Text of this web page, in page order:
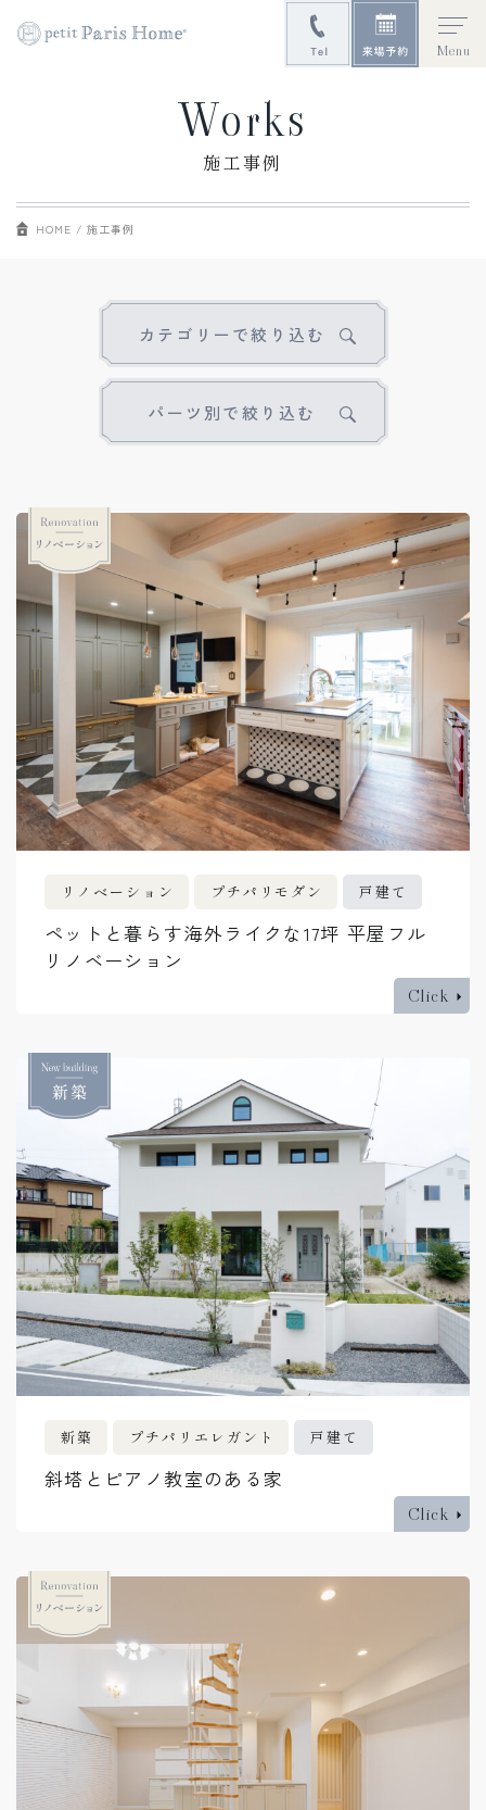
Menu
Works
施工事例
HOME 施工事例
カテゴリーで絞り込む
パーツ別で絞り込む
リノベーション プチパリモダン 戸建て
ペットと暮らす海外ライクな17坪 平屋フル
リノベーション
Click
新築 プチパリエレガント 戸建て
斜塔とピアノ教室のある家
Click